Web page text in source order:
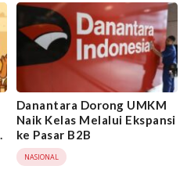
Danantara Dorong UMKM
Naik Kelas Melalui Ekspansi
ke Pasar B2B
NASIONAL